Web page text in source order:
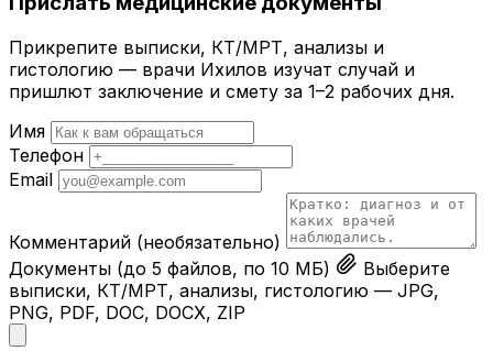
Прикрепите выписки, КТ/МРТ, анализы и
гистологию — врачи Ихилов изучат случай и
пришлют заключение и смету за 1–2 рабочих дня.
Имя
Телефон
Email
Комментарий (необязательно)
Документы (до 5 файлов, по 10 МБ)
Выберите
выписки, КТ/МРТ, анализы, гистологию — JPG,
PNG, PDF, DOC, DOCX, ZIP